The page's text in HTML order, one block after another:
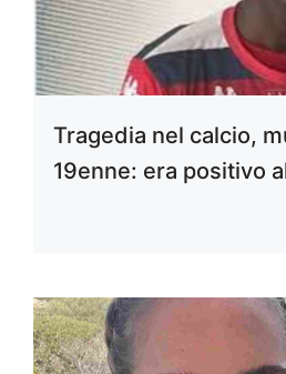
Tragedia nel calcio,
19enne: era positivo